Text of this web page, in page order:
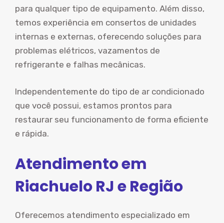
para qualquer tipo de equipamento. Além disso,
temos experiência em consertos de unidades
internas e externas, oferecendo soluções para
problemas elétricos, vazamentos de
refrigerante e falhas mecânicas.
Independentemente do tipo de ar condicionado
que você possui, estamos prontos para
restaurar seu funcionamento de forma eficiente
e rápida.
Atendimento em
Riachuelo RJ e Região
Oferecemos atendimento especializado em